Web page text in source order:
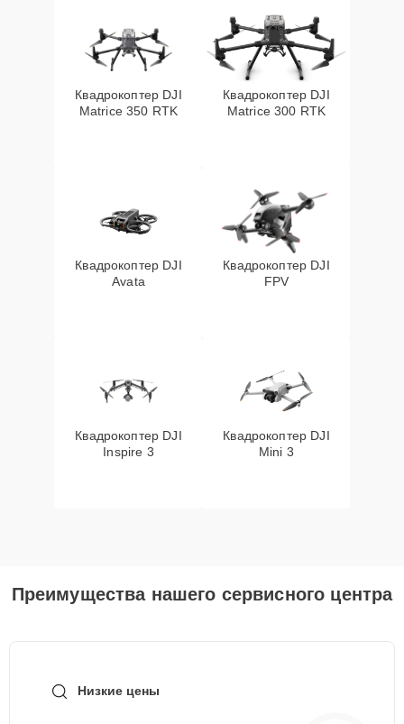
Квадрокоптер DJI
Matrice 350 RTK
Квадрокоптер DJI
Matrice 300 RTK
Квадрокоптер DJI
Avata
Квадрокоптер DJI
FPV
Квадрокоптер DJI
Inspire 3
Квадрокоптер DJI
Mini 3
Преимущества нашего сервисного центра
Низкие цены